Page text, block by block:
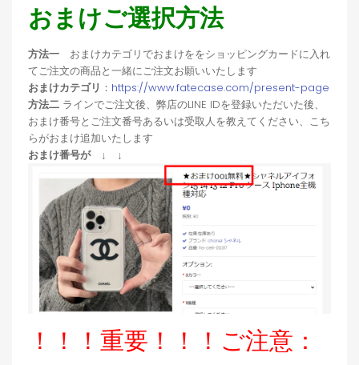
おまけご選択方法
方法一 おまけカテゴリでおまけををショッピングカードに入れ
てご注文の商品と一緒にご注文お願いいたします
おまけカテゴリ ： https://www.fatecase.com/present-page
方法二 ラインでご注文後、弊店のLINE IDを登録いただいた後、
おまけ番号とご注文番号あるいは受取人を教えてください、こち
らがおまけ追加いたします
おまけ番号が ↓ ↓
！！！重要！！！ご注意：